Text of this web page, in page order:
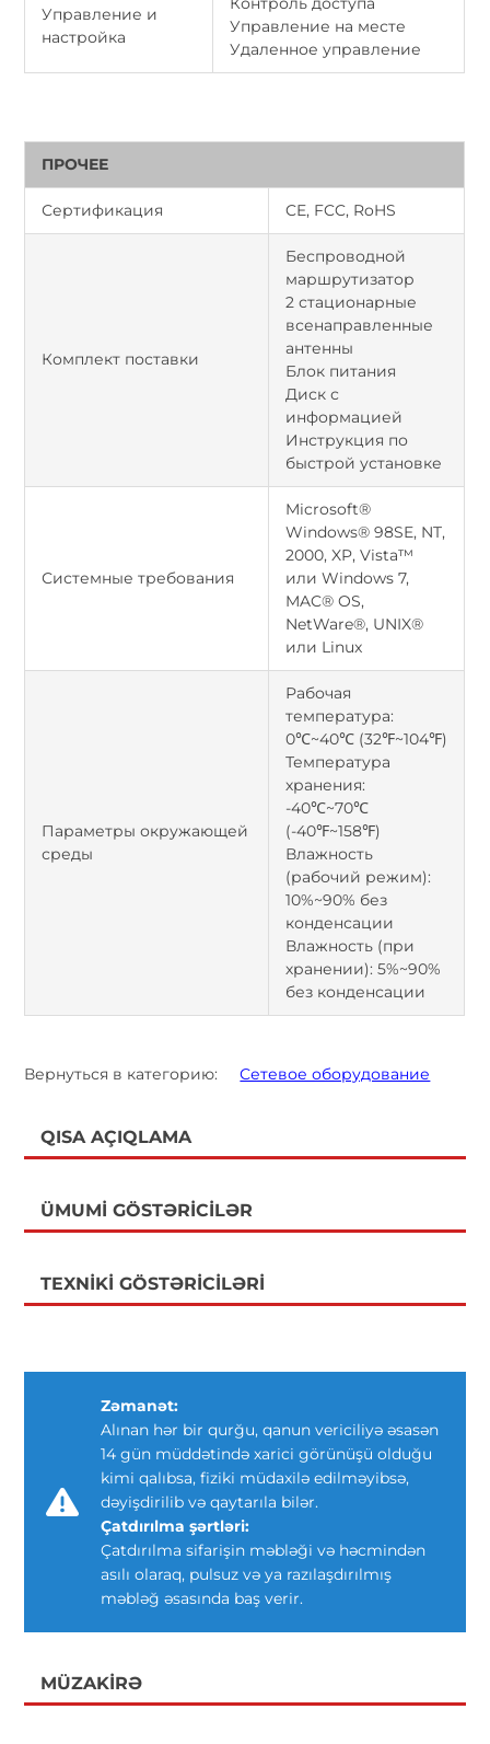
Управление и
настройка
Управление на месте
Удаленное управление
ПРОЧЕЕ
Сертификация CE, FCC, RoHS
Комплект поставки
Беспроводной
маршрутизатор
2 стационарные
всенаправленные
антенны
Блок питания
Диск с
информацией
Инструкция по
быстрой установке
Системные требования
Microsoft®
Windows® 98SE, NT,
2000, XP, Vista™
или Windows 7,
MAC® OS,
NetWare®, UNIX®
или Linux
Параметры окружающей
среды
Рабочая
температура:
0℃~40℃ (32℉~104℉)
Температура
хранения:
-40℃~70℃
(-40℉~158℉)
Влажность
(рабочий режим):
10%~90% без
конденсации
Влажность (при
хранении): 5%~90%
без конденсации
Вернуться в категорию:Сетевое оборудование
QISA AÇIQLAMA
ÜMUMI GÖSTƏRICILƏR
TEXNIKI GÖSTƏRICILƏRI
Zəmanət:
Alınan hər bir qurğu, qanun vericiliyə əsasən
14 gün müddətində xarici görünüşü olduğu
kimi qalıbsa, fiziki müdaxilə edilməyibsə,
dəyişdirilib və qaytarıla bilər.
Çatdırılma şərtləri:
Çatdırılma sifarişin məbləği və həcmindən
asılı olaraq, pulsuz və ya razılaşdırılmış
məbləğ əsasında baş verir.
MÜZAKIRƏ